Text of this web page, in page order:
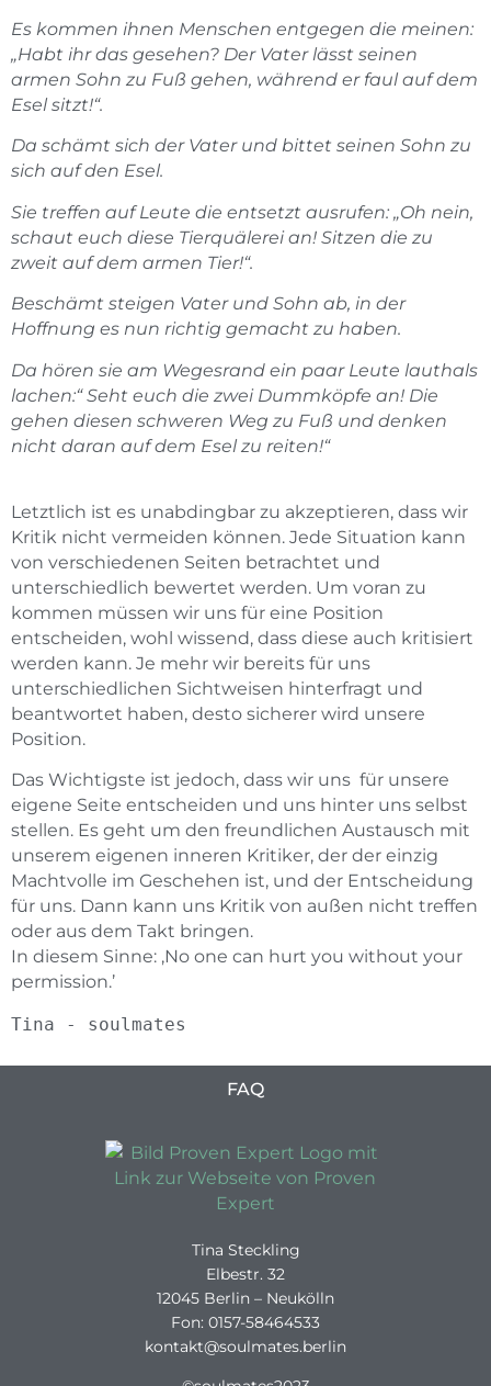
Es kommen ihnen Menschen entgegen die meinen:
„Habt ihr das gesehen? Der Vater lässt seinen
armen Sohn zu Fuß gehen, während er faul auf dem
Esel sitzt!“.
Da schämt sich der Vater und bittet seinen Sohn zu
sich auf den Esel.
Sie treffen auf Leute die entsetzt ausrufen: „Oh nein,
schaut euch diese Tierquälerei an! Sitzen die zu
zweit auf dem armen Tier!“.
Beschämt steigen Vater und Sohn ab, in der
Hoffnung es nun richtig gemacht zu haben.
Da hören sie am Wegesrand ein paar Leute lauthals
lachen:“ Seht euch die zwei Dummköpfe an! Die
gehen diesen schweren Weg zu Fuß und denken
nicht daran auf dem Esel zu reiten!“
Letztlich ist es unabdingbar zu akzeptieren, dass wir
Kritik nicht vermeiden können. Jede Situation kann
von verschiedenen Seiten betrachtet und
unterschiedlich bewertet werden. Um voran zu
kommen müssen wir uns für eine Position
entscheiden, wohl wissend, dass diese auch kritisiert
werden kann. Je mehr wir bereits für uns
unterschiedlichen Sichtweisen hinterfragt und
beantwortet haben, desto sicherer wird unsere
Position.
Das Wichtigste ist jedoch, dass wir uns für unsere
eigene Seite entscheiden und uns hinter uns selbst
stellen. Es geht um den freundlichen Austausch mit
unserem eigenen inneren Kritiker, der der einzig
Machtvolle im Geschehen ist, und der Entscheidung
für uns. Dann kann uns Kritik von außen nicht treffen
oder aus dem Takt bringen.
In diesem Sinne: ‚No one can hurt you without your
permission.’
Tina - soulmates
FAQ
Tina Steckling
Elbestr. 32
12045 Berlin – Neukölln
Fon: 0157-58464533
kontakt@soulmates.berlin